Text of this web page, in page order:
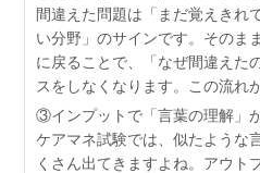
間違えた問題は「まだ覚えきれ
い分野」のサインです。そのま
に戻ることで、「なぜ間違えた
スをしなくなります。この流れ
③インプットで「言葉の理解」
ケアマネ試験では、似たような
くさん出てきますよね。アウト